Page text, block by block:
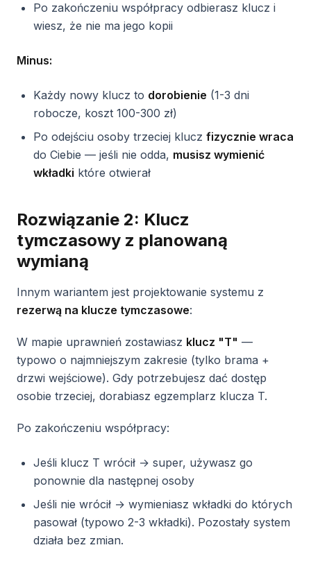
Po zakończeniu współpracy odbierasz klucz i
wiesz, że nie ma jego kopii
Minus:
Każdy nowy klucz to dorobienie (1-3 dni
robocze, koszt 100-300 zł)
Po odejściu osoby trzeciej klucz fizycznie wraca
do Ciebie — jeśli nie odda, musisz wymienić
wkładki które otwierał
Rozwiązanie 2: Klucz
tymczasowy z planowaną
wymianą
Innym wariantem jest projektowanie systemu z
rezerwą na klucze tymczasowe:
W mapie uprawnień zostawiasz klucz "T" —
typowo o najmniejszym zakresie (tylko brama +
drzwi wejściowe). Gdy potrzebujesz dać dostęp
osobie trzeciej, dorabiasz egzemplarz klucza T.
Po zakończeniu współpracy:
Jeśli klucz T wrócił → super, używasz go
ponownie dla następnej osoby
Jeśli nie wrócił → wymieniasz wkładki do których
pasował (typowo 2-3 wkładki). Pozostały system
działa bez zmian.